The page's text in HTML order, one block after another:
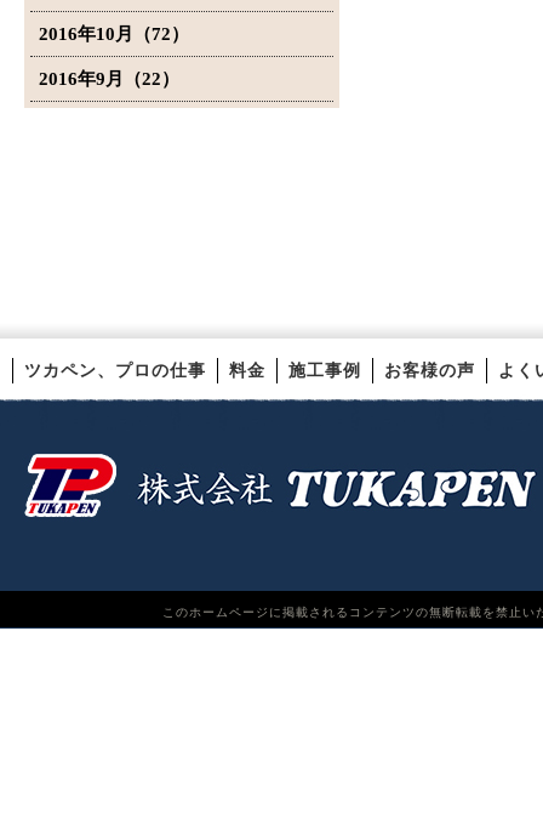
2016年10月（72）
2016年9月（22）
ツカペン、プロの仕事 料金 施工事例 お客様の声 よく
このホームページに掲載されるコンテンツの無断転載を禁